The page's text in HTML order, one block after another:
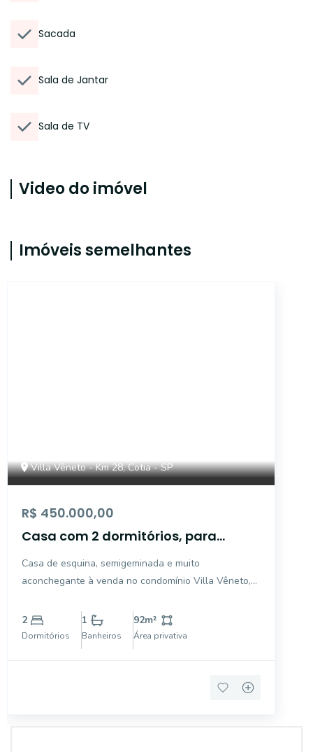
Sacada
Sala de Jantar
Sala de TV
Video do imóvel
Imóveis semelhantes
Villa Vêneto - Km 28, Cotia - SP
R$ 450.000,00
Casa com 2 dormitórios, para
Casa de esquina, semigeminada e muito
aconchegante à venda no condomínio Villa Vêneto,
região da Granja Viana. Inserida em um bairro
tranquilo e bem localizado, é uma excelente opção
para quem busca confor
2
Dormitórios
1
Banheiros
92m²
Área privativa